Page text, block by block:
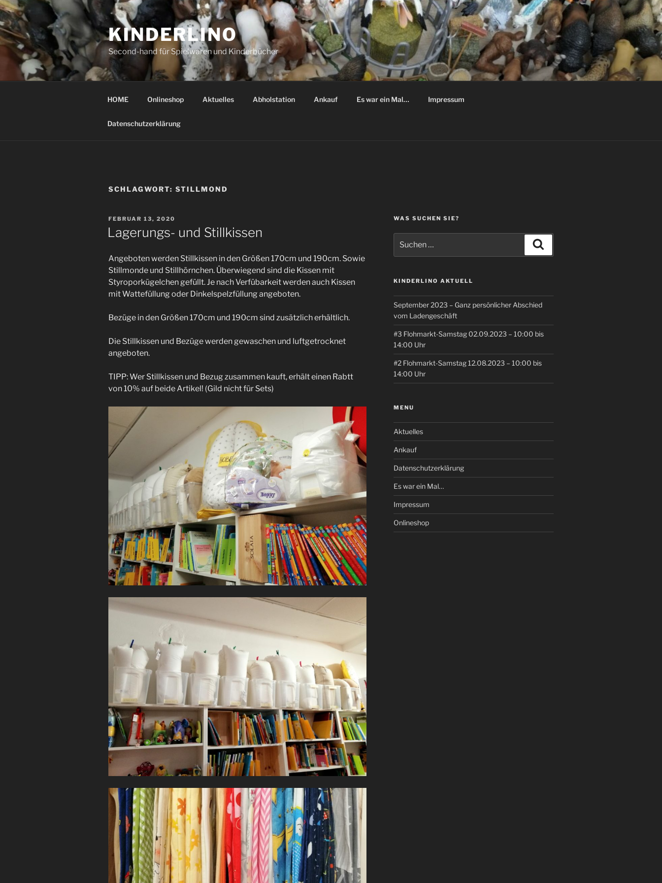
Zum
Inhalt
springen
KINDERLINO
Second-hand für Spielwaren und Kinderbücher
HOME Onlineshop Aktuelles Abholstation Ankauf Es war ein Mal… Impressum
Datenschutzerklärung
SCHLAGWORT: STILLMOND
VERÖFFENTLICHT
AM
FEBRUAR 13, 2020
Lagerungs- und Stillkissen
Angeboten werden Stillkissen in den Größen 170cm und 190cm. Sowie
Stillmonde und Stillhörnchen. Überwiegend sind die Kissen mit
Styroporkügelchen gefüllt. Je nach Verfübarkeit werden auch Kissen
mit Wattefüllung oder Dinkelspelzfüllung angeboten.
Bezüge in den Größen 170cm und 190cm sind zusätzlich erhältlich.
Die Stillkissen und Bezüge werden gewaschen und luftgetrocknet
angeboten.
TIPP: Wer Stillkissen und Bezug zusammen kauft, erhält einen Rabtt
von 10% auf beide Artikel! (Gild nicht für Sets)
WAS SUCHEN SIE?
nach:
KINDERLINO AKTUELL
September 2023 – Ganz persönlicher Abschied
vom Ladengeschäft
#3 Flohmarkt-Samstag 02.09.2023 – 10:00 bis
14:00 Uhr
#2 Flohmarkt-Samstag 12.08.2023 – 10:00 bis
14:00 Uhr
MENU
Aktuelles
Ankauf
Datenschutzerklärung
Es war ein Mal…
Impressum
Onlineshop